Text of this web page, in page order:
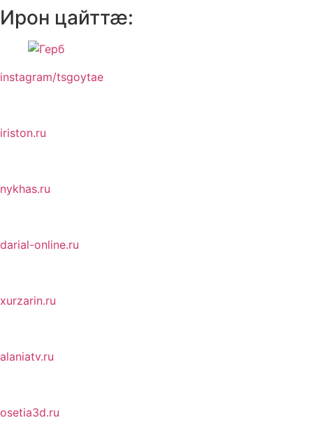
Ирон цайттӕ:
instagram/tsgoytae
iriston.ru
nykhas.ru
darial-online.ru
xurzarin.ru
alaniatv.ru
osetia3d.ru